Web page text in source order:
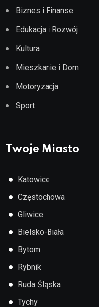
Biznes i Finanse
Edukacja i Rozwój
Kultura
Mieszkanie i Dom
Motoryzacja
Sport
Twoje Miasto
● Katowice
● Częstochowa
● Gliwice
● Bielsko-Biała
● Bytom
● Rybnik
● Ruda Śląska
● Tychy